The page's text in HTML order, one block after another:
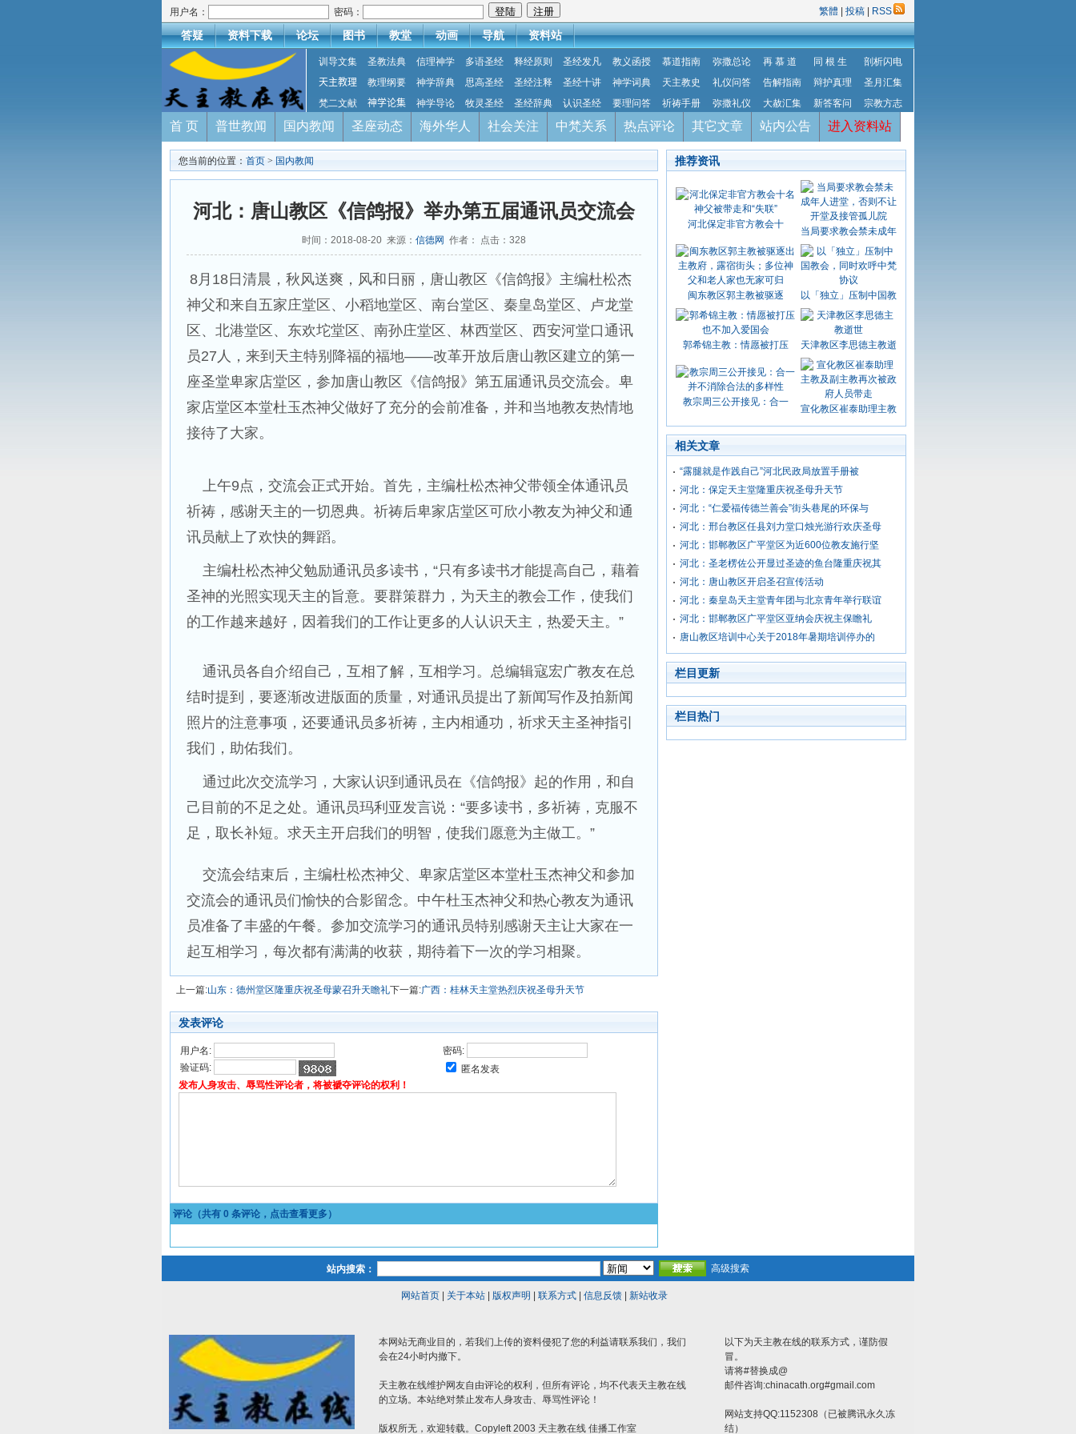
用户名： 密码： 繁體 投稿 RSS
答疑 资料下载 论坛 图书 教堂 动画 导航 资料站
训导文集 圣教法典 信理神学 多语圣经 释经原则 圣经发凡 教义函授 慕道指南 弥撒总论 再 慕 道 同 根 生
剖析闪电
天主教理
教理纲要 神学辞典 思高圣经 圣经注释 圣经十讲 神学词典 天主教史 礼仪问答 告解指南 辩护真理
圣月汇集
梵二文献
神学论集 神学导论 牧灵圣经 圣经辞典 认识圣经 要理问答 祈祷手册 弥撒礼仪 大赦汇集 新答客问 宗教方志
首 页 普世教闻 国内教闻 圣座动态 海外华人 社会关注 中梵关系 热点评论 其它文章 站内公告 进入资料站
您当前的位置： 首页 > 国内教闻
河北：唐山教区《信鸽报》举办第五届通讯员交流会
时间：2018-08-20 来源： 信德网 作者： 点击： 328
8月18日清晨，秋风送爽，风和日丽，唐山教区《信鸽报》主编杜松杰
神父和来自五家庄堂区、小稻地堂区、南台堂区、秦皇岛堂区、卢龙堂
区、北港堂区、东欢坨堂区、南孙庄堂区、林西堂区、西安河堂口通讯
员27人，来到天主特别降福的福地——改革开放后唐山教区建立的第一
座圣堂卑家店堂区，参加唐山教区《信鸽报》第五届通讯员交流会。卑
家店堂区本堂杜玉杰神父做好了充分的会前准备，并和当地教友热情地
接待了大家。
上午9点，交流会正式开始。首先，主编杜松杰神父带领全体通讯员
祈祷，感谢天主的一切恩典。祈祷后卑家店堂区可欣小教友为神父和通
讯员献上了欢快的舞蹈。
主编杜松杰神父勉励通讯员多读书，“只有多读书才能提高自己，藉着
圣神的光照实现天主的旨意。要群策群力，为天主的教会工作，使我们
的工作越来越好，因着我们的工作让更多的人认识天主，热爱天主。”
通讯员各自介绍自己，互相了解，互相学习。总编辑寇宏广教友在总
结时提到，要逐渐改进版面的质量，对通讯员提出了新闻写作及拍新闻
照片的注意事项，还要通讯员多祈祷，主内相通功，祈求天主圣神指引
我们，助佑我们。
通过此次交流学习，大家认识到通讯员在《信鸽报》起的作用，和自
己目前的不足之处。通讯员玛利亚发言说：“要多读书，多祈祷，克服不
足，取长补短。求天主开启我们的明智，使我们愿意为主做工。”
交流会结束后，主编杜松杰神父、卑家店堂区本堂杜玉杰神父和参加
交流会的通讯员们愉快的合影留念。中午杜玉杰神父和热心教友为通讯
员准备了丰盛的午餐。参加交流学习的通讯员特别感谢天主让大家在一
起互相学习，每次都有满满的收获，期待着下一次的学习相聚。
上一篇:山东：德州堂区隆重庆祝圣母蒙召升天瞻礼下一篇:广西：桂林天主堂热烈庆祝圣母升天节
发表评论
用户名:
密码:
验证码:
匿名发表
发布人身攻击、辱骂性评论者，将被褫夺评论的权利！
评论（共有 0 条评论，点击查看更多）
推荐资讯
河北保定非官方教会十
当局要求教会禁未成年
闽东教区郭主教被驱逐 以「独立」压制中国教
郭希锦主教：情愿被打压 天津教区李思德主教逝
教宗周三公开接见：合一
宣化教区崔泰助理主教
相关文章
“露腿就是作践自己”河北民政局放置手册被
河北：保定天主堂隆重庆祝圣母升天节
河北：“仁爱福传德兰善会”街头巷尾的环保与
河北：邢台教区任县刘力堂口烛光游行欢庆圣母
河北：邯郸教区广平堂区为近600位教友施行坚
河北：圣老楞佐公开显过圣迹的鱼台隆重庆祝其
河北：唐山教区开启圣召宣传活动
河北：秦皇岛天主堂青年团与北京青年举行联谊
河北：邯郸教区广平堂区亚纳会庆祝主保瞻礼
唐山教区培训中心关于2018年暑期培训停办的
栏目更新
栏目热门
站内搜索： 高级搜索
网站首页| 关于本站| 版权声明 联系方式| 信息反馈| 新站收录
本网站无商业目的，若我们上传的资料侵犯了您的利益请联系我们，我们
会在24小时内撤下。
天主教在线维护网友自由评论的权利，但所有评论，均不代表天主教在线
的立场。本站绝对禁止发布人身攻击、辱骂性评论！
版权所无，欢迎转载。Copyleft 2003 天主教在线 佳播工作室
以下为天主教在线的联系方式，谨防假
冒。
请将#替换成@
邮件咨询:chinacath.org#gmail.com
网站支持QQ:1152308（已被腾讯永久冻
结）